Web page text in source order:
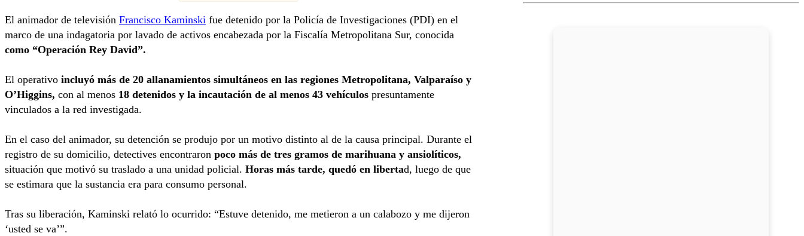
El animador de televisión Francisco Kaminski fue detenido por la Policía de Investigaciones (PDI) en el
marco de una indagatoria por lavado de activos encabezada por la Fiscalía Metropolitana Sur, conocida
como “Operación Rey David”.
El operativo incluyó más de 20 allanamientos simultáneos en las regiones Metropolitana, Valparaíso y
O’Higgins, con al menos 18 detenidos y la incautación de al menos 43 vehículos presuntamente
vinculados a la red investigada.
En el caso del animador, su detención se produjo por un motivo distinto al de la causa principal. Durante el
registro de su domicilio, detectives encontraron poco más de tres gramos de marihuana y ansiolíticos,
situación que motivó su traslado a una unidad policial. Horas más tarde, quedó en libertad, luego de que
se estimara que la sustancia era para consumo personal.
Tras su liberación, Kaminski relató lo ocurrido: “Estuve detenido, me metieron a un calabozo y me dijeron
‘usted se va’”.